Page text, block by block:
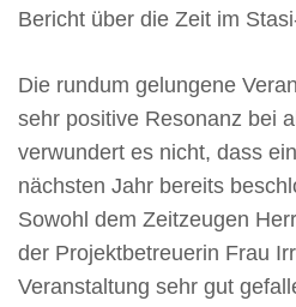
Bericht über die Zeit im
Die rundum gelungene
sehr positive Resonanz bei
verwundert es nicht, dass
nächsten Jahr bereits
Sowohl dem Zeitzeugen
der Projektbetreuerin Frau
Veranstaltung sehr gut